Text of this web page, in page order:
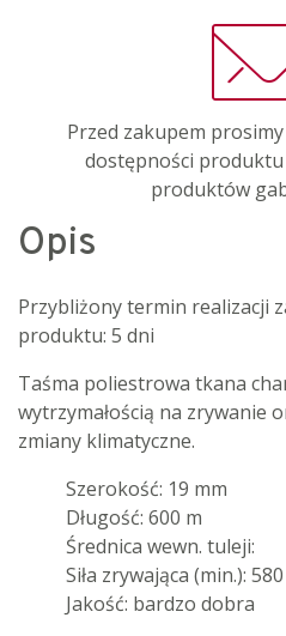
Przed zakupem
dostępności
produktów
Opis
Przybliżony termin realizacji
produktu: 5 dni
Taśma poliestrowa tkana
wytrzymałością na zrywanie
zmiany klimatyczne.
Szerokość: 19 mm
Długość: 600 m
Średnica wewn. tuleji:
Siła zrywająca (min.):
Jakość: bardzo dobra